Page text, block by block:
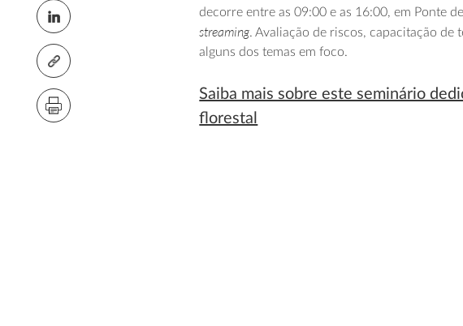
decorre entre as 09:00 e as 16:00, em Ponte
streaming. Avaliação de riscos, capacitação de
alguns dos temas em foco.
Saiba mais sobre este seminário
florestal